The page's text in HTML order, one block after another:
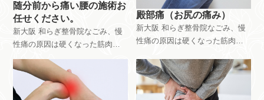
随分前から痛い腰の施術お
任せください。
新大阪 和らぎ整骨院なごみ、慢
性痛の原因は硬くなった筋肉。
硬くなった筋肉を軟らかくする
「緩消法」登録施術者｜腰痛、
椎間板ヘルニア、脊柱管狭窄、
繊維筋痛症、坐骨神経痛。どこ
殿部痛（お尻の痛み）
新大阪 和らぎ整骨院なごみ、慢
性痛の原因は硬くなった筋肉。
「緩消法」登録施術者｜腰痛、
椎間板ヘルニア、脊柱管狭窄、
繊維筋痛症、坐骨神経痛。どこ